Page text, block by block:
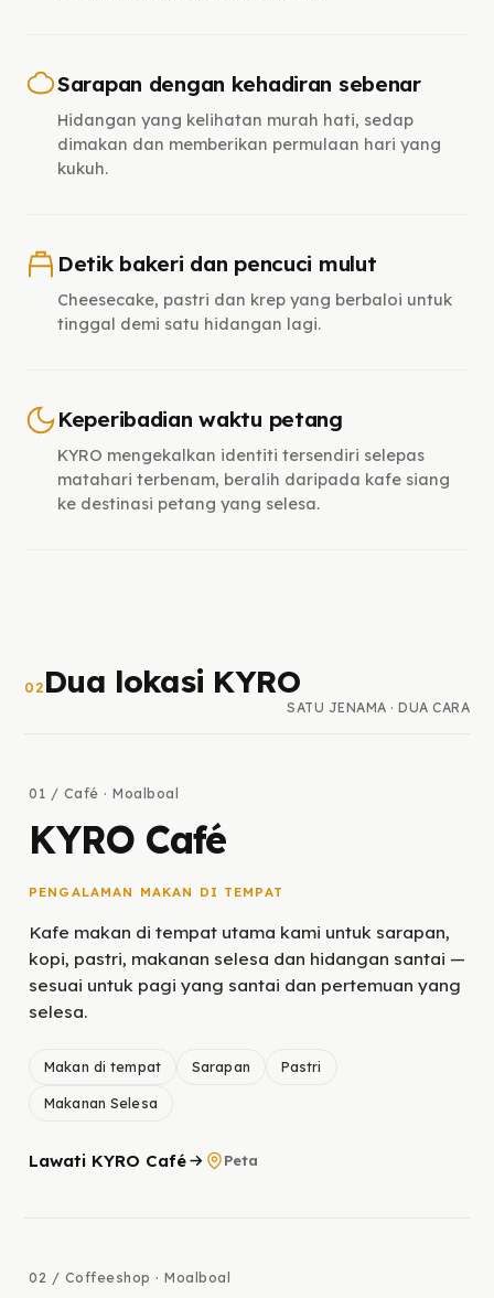
Sarapan dengan kehadiran sebenar
Hidangan yang kelihatan murah hati, sedap
dimakan dan memberikan permulaan hari yang
kukuh.
Detik bakeri dan pencuci mulut
Cheesecake, pastri dan krep yang berbaloi untuk
tinggal demi satu hidangan lagi.
Keperibadian waktu petang
KYRO mengekalkan identiti tersendiri selepas
matahari terbenam, beralih daripada kafe siang
ke destinasi petang yang selesa.
02Dua lokasi KYRO
SATU JENAMA · DUA CARA
01 / Café · Moalboal
KYRO Café
PENGALAMAN MAKAN DI TEMPAT
Kafe makan di tempat utama kami untuk sarapan,
kopi, pastri, makanan selesa dan hidangan santai —
sesuai untuk pagi yang santai dan pertemuan yang
selesa.
Makan di tempat Sarapan Pastri
Makanan Selesa
Lawati KYRO Café Peta
02 / Coffeeshop · Moalboal